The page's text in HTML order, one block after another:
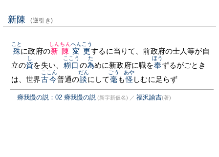
新陳 (逆引き)
殊
こと
に政府の新陳
しんちん
変更
へんこう
するに当りて、前政府の士人等が自
立の資
し
を失い、 糊口
ここう
の為
た
めに新政府に職を奉
ほう
ずるがごとき
は、世界古今
ここん
普通の談
だん
にして毫
ごう
も怪
あや
しむに足らず
瘠我慢の説：02 瘠我慢の説 (新字新仮名) ／ 福沢諭吉(著)